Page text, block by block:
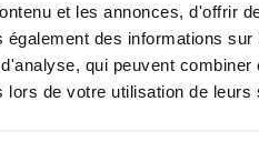
et les annonces, d'offrir
des informations
qui peuvent
de votre utilisation de leurs